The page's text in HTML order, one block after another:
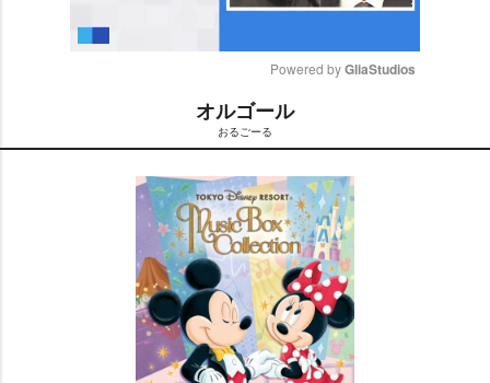
t
e
Powered by GliaStudios
オルゴール
おるごーる